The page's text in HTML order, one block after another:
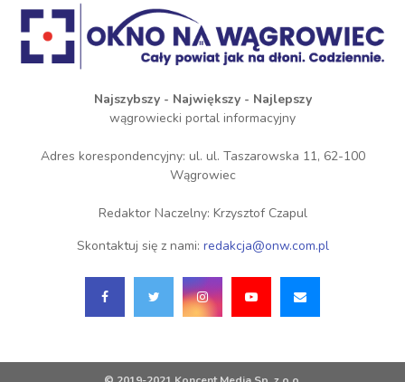
Najszybszy - Największy - Najlepszy
wągrowiecki portal informacyjny
Adres korespondencyjny: ul. ul. Taszarowska 11, 62-100
Wągrowiec
Redaktor Naczelny: Krzysztof Czapul
Skontaktuj się z nami: redakcja@onw.com.pl